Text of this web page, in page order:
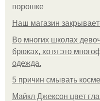
порошке
Нaш магaзин
Во многих школах
брюках, хотя это
одежда.
5 причин смывать
Майкл Джексон цвет